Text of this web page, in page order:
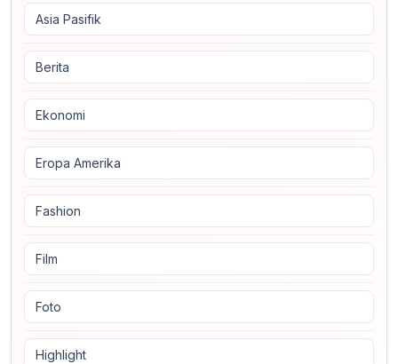
Asia Pasifik
Berita
Ekonomi
Eropa Amerika
Fashion
Film
Foto
Highlight